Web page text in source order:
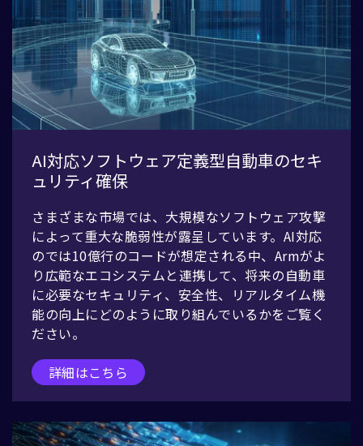
AI対応ソフトウェア定義型自動車のセキ
ュリティ確保
さまざまな市場では、大規模なソフトウェア攻撃
によって重大な脆弱性が露呈しています。AI対応
のでは10億行のコードが想定される中、Armがよ
り広範なエコシステムと連携して、将来の自動車
に必要なセキュリティ、安全性、リアルタイム機
能の向上にどのように取り組んでいるかをご覧く
ださい。
詳細はこちら